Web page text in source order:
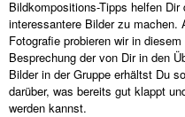
Bildkompositions-Tipps helfen Dir
interessantere Bilder zu machen.
Fotografie probieren wir in
Besprechung der von Dir in den
Bilder in der Gruppe erhältst Du
darüber, was bereits gut klappt
werden kannst.